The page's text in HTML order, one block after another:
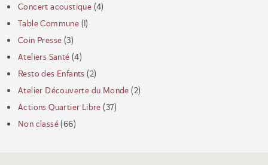
Concert acoustique (4)
Table Commune (1)
Coin Presse (3)
Ateliers Santé (4)
Resto des Enfants (2)
Atelier Découverte du Monde (2)
Actions Quartier Libre (37)
Non classé(66)